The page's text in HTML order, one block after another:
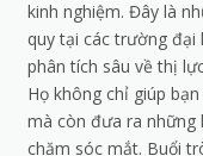
kinh nghiệm. Đây là
quy tại các trường đại
phân tích sâu về thị
Họ không chỉ giúp
mà còn đưa ra những
chăm sóc mắt. Buổi